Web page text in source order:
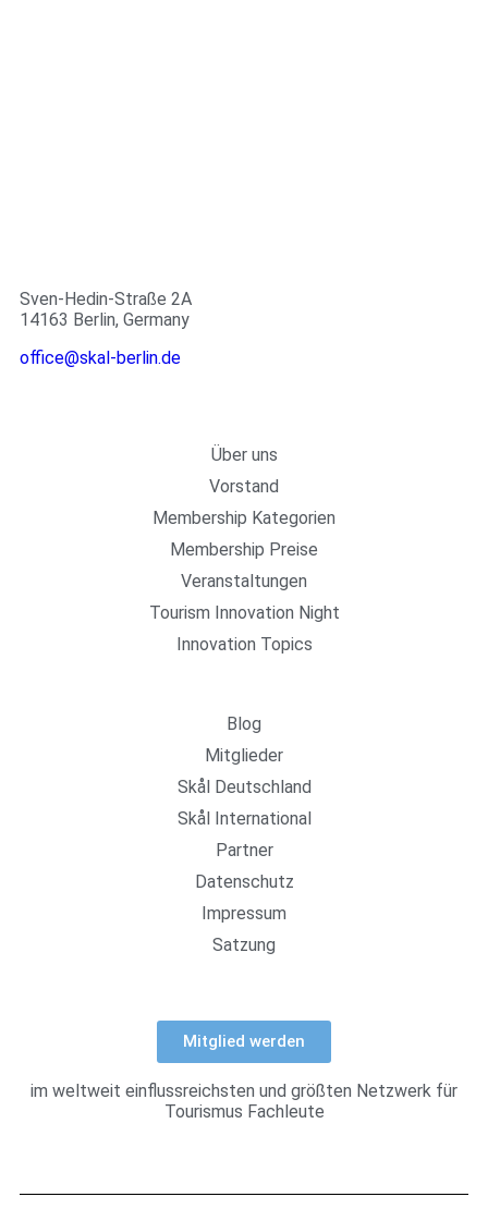
Sven-Hedin-Straße 2A
14163 Berlin, Germany
office@skal-berlin.de
Über uns
Vorstand
Membership Kategorien
Membership Preise
Veranstaltungen
Tourism Innovation Night
Innovation Topics
Blog
Mitglieder
Skål Deutschland
Skål International
Partner
Datenschutz
Impressum
Satzung
Mitglied werden
im weltweit einflussreichsten und größten Netzwerk für
Tourismus Fachleute